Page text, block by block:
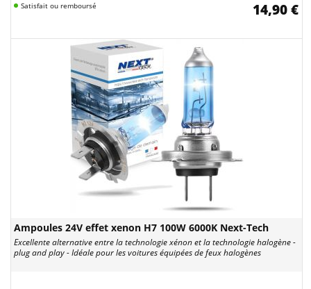
Satisfait ou remboursé 14,90 €
Ampoules 24V effet xenon H7 100W 6000K Next-Tech
Excellente alternative entre la technologie xénon et la technologie halogène -
plug and play - Idéale pour les voitures équipées de feux halogènes